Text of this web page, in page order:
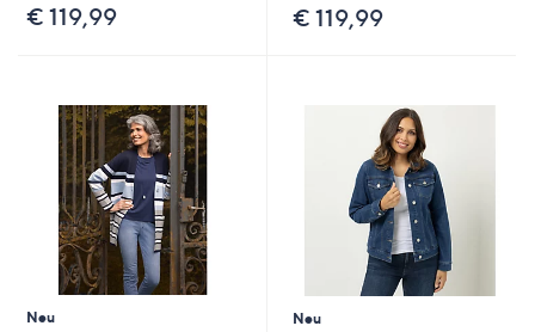
€ 119,99 € 119,99
Neu
Neu